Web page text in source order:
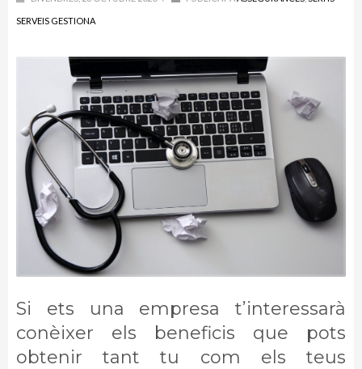
SERVEIS GESTIONA
Si ets una empresa t’interessarà
conèixer els beneficis que pots
obtenir tant tu com els teus